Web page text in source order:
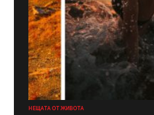
НЕЩАТА ОТ ЖИВОТА